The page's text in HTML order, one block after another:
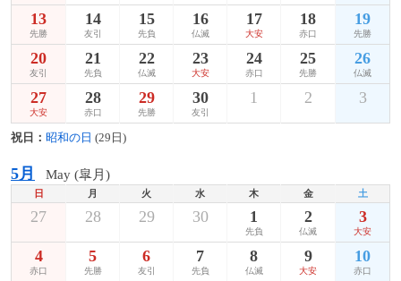
13
先勝
14
友引
15
先負
16
仏滅
17
大安
18
赤口
19
先勝
20
友引
21
先負
22
仏滅
23
大安
24
赤口
25
先勝
26
仏滅
27
大安
28
赤口
29
先勝
30
友引
1 2 3
祝日： 昭和の日 (29日)
5月 May (皐月)
日 月 火 水 木 金 土
27 28 29 30 1
先負
2
仏滅
3
大安
4
赤口
5
先勝
6
友引
7
先負
8
仏滅
9
大安
10
赤口